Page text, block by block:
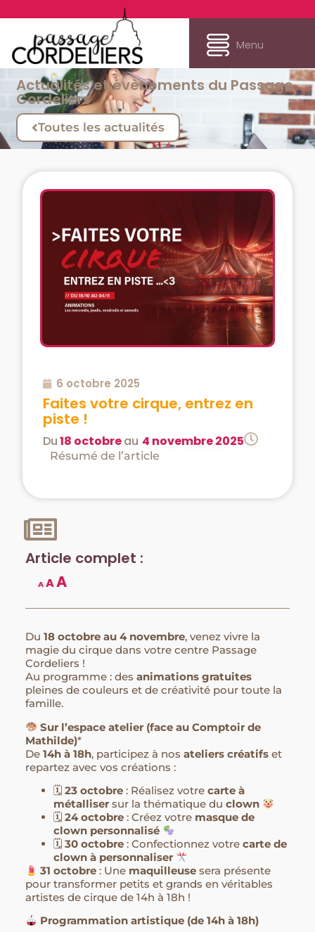
Menu
Actualités et évènements du Passage
Cordeliers
Toutes les actualités
6 octobre 2025
Faites votre cirque, entrez en
piste !
Du18 octobreau 4 novembre 2025
Résumé de l’article
Article complet :
A AA
Du18 octobre au 4 novembre, venez vivre la
magie du cirque dans votre centre Passage
Cordeliers !
Au programme : desanimations gratuites
pleines de couleurs et de créativité pour toute la
famille.
Sur l’espace atelier (face au Comptoir de
Mathilde)*
De14h à 18h, participez à nosateliers créatifs et
repartez avec vos créations :
🗓23 octobre : Réalisez votrecarte à
métalliser sur la thématique duclown
🗓24 octobre : Créez votre masque de
clown personnalisé
🗓30 octobre : Confectionnez votrecarte de
clown à personnaliser
31 octobre : Une maquilleuse sera présente
pour transformer petits et grands en véritables
artistes de cirque de 14h à 18h !
Programmation artistique (de 14h à 18h)